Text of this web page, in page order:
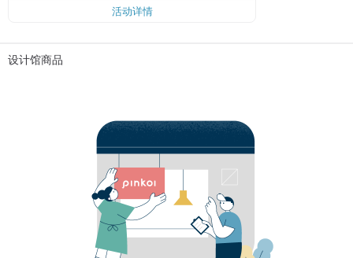
活动详情
设计馆商品